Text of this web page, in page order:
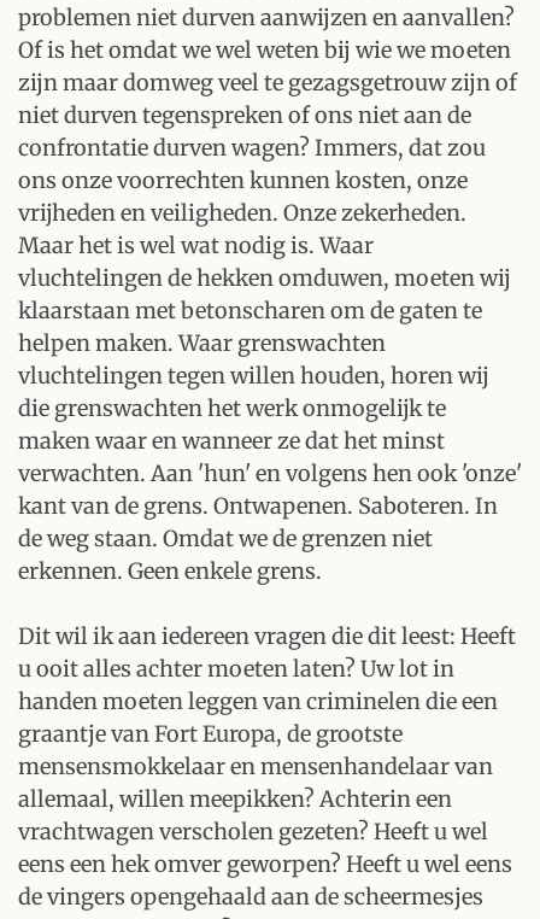
problemen niet durven aanwijzen en aanvallen?
Of is het omdat we wel weten bij wie we moeten
zijn maar domweg veel te gezagsgetrouw zijn of
niet durven tegenspreken of ons niet aan de
confrontatie durven wagen? Immers, dat zou
ons onze voorrechten kunnen kosten, onze
vrijheden en veiligheden. Onze zekerheden.
Maar het is wel wat nodig is. Waar
vluchtelingen de hekken omduwen, moeten wij
klaarstaan met betonscharen om de gaten te
helpen maken. Waar grenswachten
vluchtelingen tegen willen houden, horen wij
die grenswachten het werk onmogelijk te
maken waar en wanneer ze dat het minst
verwachten. Aan 'hun' en volgens hen ook 'onze'
kant van de grens. Ontwapenen. Saboteren. In
de weg staan. Omdat we de grenzen niet
erkennen. Geen enkele grens.
Dit wil ik aan iedereen vragen die dit leest: Heeft
u ooit alles achter moeten laten? Uw lot in
handen moeten leggen van criminelen die een
graantje van Fort Europa, de grootste
mensensmokkelaar en mensenhandelaar van
allemaal, willen meepikken? Achterin een
vrachtwagen verscholen gezeten? Heeft u wel
eens een hek omver geworpen? Heeft u wel eens
de vingers opengehaald aan de scheermesjes